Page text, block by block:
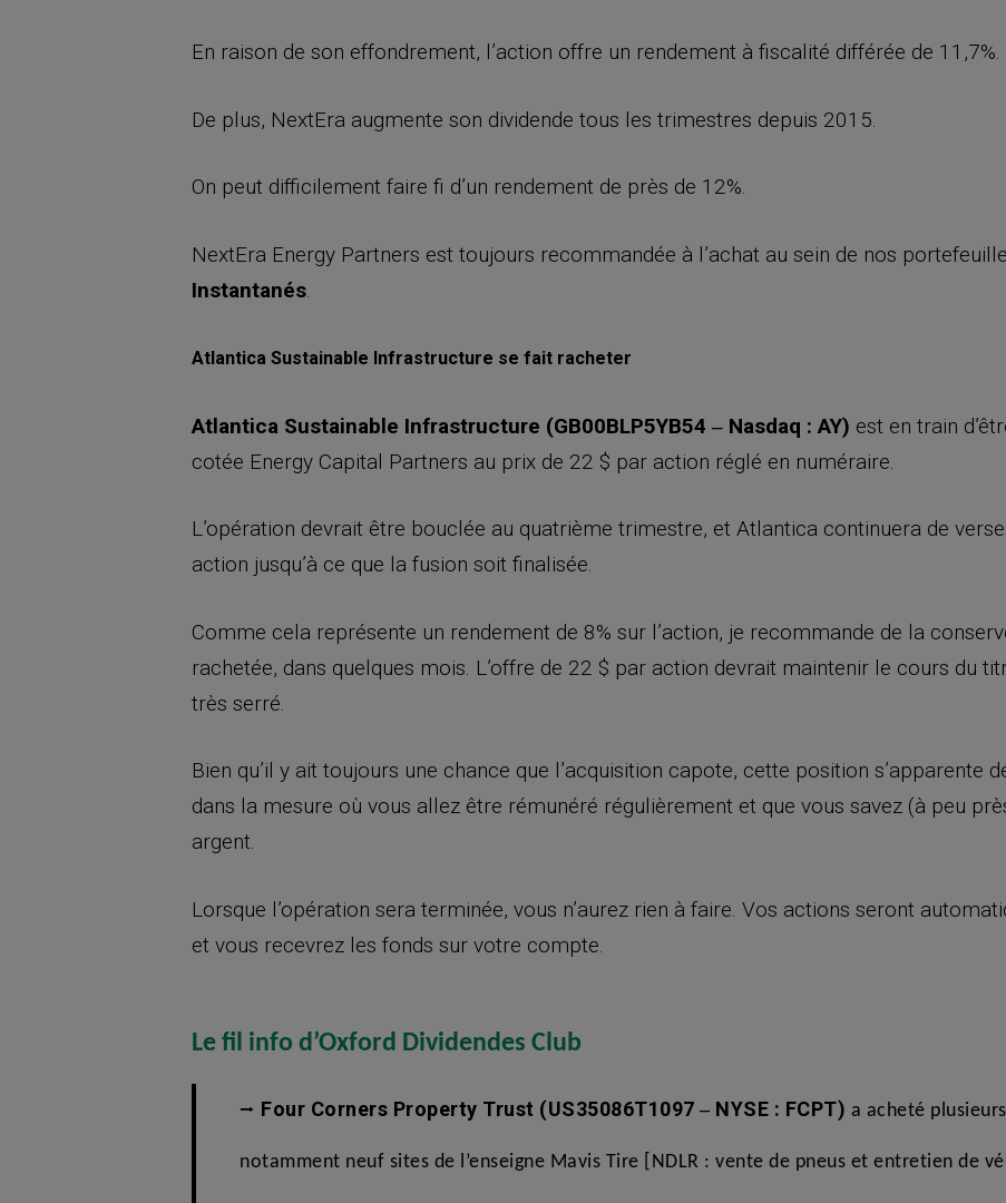
En raison de son effondrement, l’action offre un rendement à fiscalité différée de 11,7%.
De plus, NextEra augmente son dividende tous les trimestres depuis 2015.
On peut difficilement faire fi d’un rendement de près de 12%.
NextEra Energy Partners est toujours recommandée à l’achat au sein de nos
Instantanés
Atlantica Sustainable Infrastructure se fait racheter
Atlantica Sustainable Infrastructure (GB00BLP5YB54 ‒ Nasdaq : AY) est en train
cotée Energy Capital Partners au prix de 22 $ par action réglé en numéraire.
L’opération devrait être bouclée au quatrième trimestre, et Atlantica continuera de
action jusqu’à ce que la fusion soit finalisée.
Comme cela représente un rendement de 8% sur l’action, je recommande de la
rachetée, dans quelques mois. L’offre de 22 $ par action devrait maintenir le cours du
très serré.
Bien qu’il y ait toujours une chance que l’acquisition capote, cette position s’apparente
dans la mesure où vous allez être rémunéré régulièrement et que vous savez (à peu
argent.
Lorsque l’opération sera terminée, vous n’aurez rien à faire. Vos actions seront
et vous recevrez les fonds sur votre compte.
Le fil info d’Oxford Dividendes Club
⭢ Four Corners Property Trust (US35086T1097 ‒ NYSE : FCPT) a acheté
notamment neuf sites de l’enseigne Mavis Tire [NDLR : vente de pneus et entretien de